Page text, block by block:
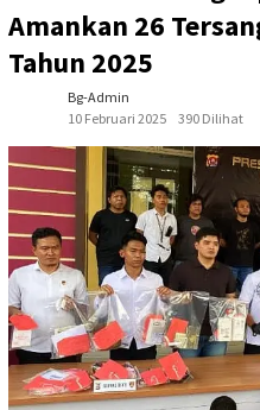
Amankan 26
Tahun 2025
Bg-Admin
10 Februari 2025
390 Dilihat